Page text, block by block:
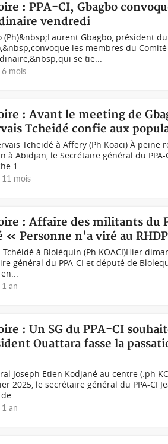
: PPA-CI, Gbagbo
vendredi
(Ph)&nbsp;Laurent Gbagbo, président
les membres du
se tie...
6 mois
: Avant le meeting de
Tcheidé confie aux
Tcheidé à Affery (Ph Koaci) À
à Abidjan, le Secrétaire général du
1...
11 mois
: Affaire des militants du
« Personne n'a viré au
Tchéidé à Bloléquin (Ph KOACI)Hier
général du PPA-CI et député de
1 an
: Un SG du PPA-CI
Ouattara fasse la
Joseph Etien Kodjané au centre (.ph
2025, le secrétaire général du PPA-CI
1 an